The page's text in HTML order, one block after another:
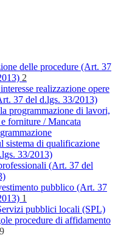
delle procedure (Art. 37
2
realizzazione opere
37 del d.lgs. 33/2013)
programmazione di lavori,
forniture / Mancata
sistema di qualificazione
33/2013)
(Art. 37 del
pubblico (Art. 37
1
pubblici locali (SPL)
procedure di affidamento